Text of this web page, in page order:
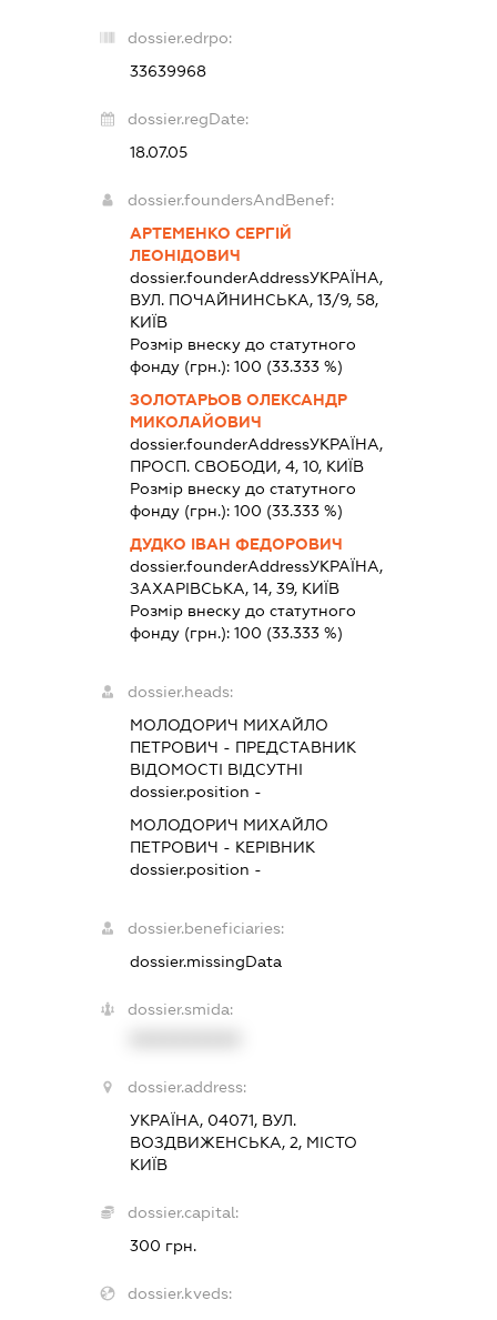
dossier.edrpo:
33639968
dossier.regDate:
18.07.05
dossier.foundersAndBenef:
АРТЕМЕНКО СЕРГІЙ
ЛЕОНІДОВИЧ
dossier.founderAddressУКРАЇНА,
ВУЛ. ПОЧАЙНИНСЬКА, 13/9, 58,
КИЇВ
Розмір внеску до статутного
фонду (грн.): 100 (33.333 %)
ЗОЛОТАРЬОВ ОЛЕКСАНДР
МИКОЛАЙОВИЧ
dossier.founderAddressУКРАЇНА,
ПРОСП. СВОБОДИ, 4, 10, КИЇВ
Розмір внеску до статутного
фонду (грн.): 100 (33.333 %)
ДУДКО ІВАН ФЕДОРОВИЧ
dossier.founderAddressУКРАЇНА,
ЗАХАРІВСЬКА, 14, 39, КИЇВ
Розмір внеску до статутного
фонду (грн.): 100 (33.333 %)
dossier.heads:
МОЛОДОРИЧ МИХАЙЛО
ПЕТРОВИЧ - ПРЕДСТАВНИК
ВІДОМОСТІ ВІДСУТНІ
dossier.position -
МОЛОДОРИЧ МИХАЙЛО
ПЕТРОВИЧ - КЕРІВНИК
dossier.position -
dossier.beneficiaries:
dossier.missingData
dossier.smida:
dossier.address:
УКРАЇНА, 04071, ВУЛ.
ВОЗДВИЖЕНСЬКА, 2, МІСТО
КИЇВ
dossier.capital:
300 грн.
dossier.kveds: